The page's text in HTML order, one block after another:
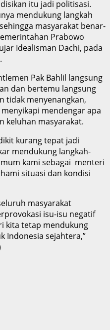
itu jadi politisasi.
mendukung langkah
masyarakat benar-
Prabowo
Idealisman Dachi, pada
Pak Bahlil langsung
dan bertemu langsung
tidak menyenangkan,
mendengar apa
keluhan masyarakat.
kurang tepat jadi
mendukung langkah-
kami sebagai menteri
situasi dan kondisi
masyarakat
isu-isu negatif
kita tetap mendukung
Indonesia sejahtera,”